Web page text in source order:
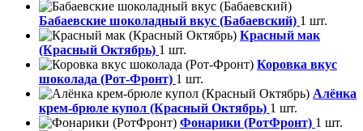
Бабаевские шоколадный вкус (Бабаевский) 1 шт.
Красный мак
(Красный Октябрь) 1 шт.
Коровка вкус
шоколада (Рот-Фронт) 1 шт.
Алёнка
крем-брюле купол (Красный Октябрь) 1 шт.
Фонарики (РотФронт) 1 шт.